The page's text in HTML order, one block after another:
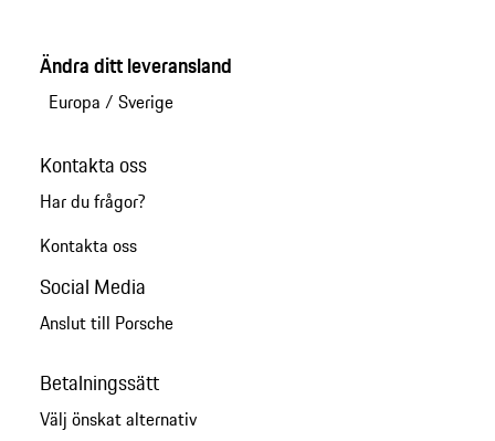
Ändra ditt leveransland
Europa / Sverige
Kontakta oss
Har du frågor?
Kontakta oss
Social Media
Anslut till Porsche
Betalningssätt
Välj önskat alternativ